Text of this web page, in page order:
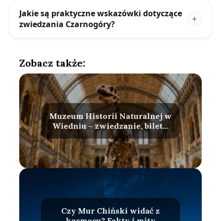
Jakie są praktyczne wskazówki dotyczące
zwiedzania Czarnogóry?
Zobacz także:
Muzeum Historii Naturalnej w
Wiedniu – zwiedzanie, bilety,
atrakcje
Czy Mur Chiński widać z